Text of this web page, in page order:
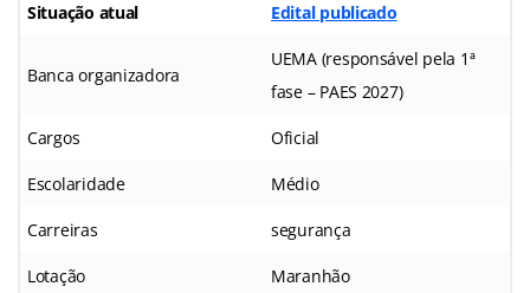
Situação atual Edital publicado
Banca organizadora
UEMA (responsável pela 1ª
fase – PAES 2027)
Cargos Oficial
Escolaridade Médio
Carreiras segurança
Lotação Maranhão